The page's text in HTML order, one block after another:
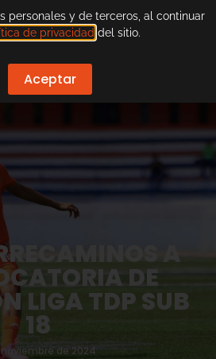
A
DE
LIGA TDP SUB
18
noviembre de 2024
personales y de terceros, al continuar
de privacidad del sitio.
Aceptar